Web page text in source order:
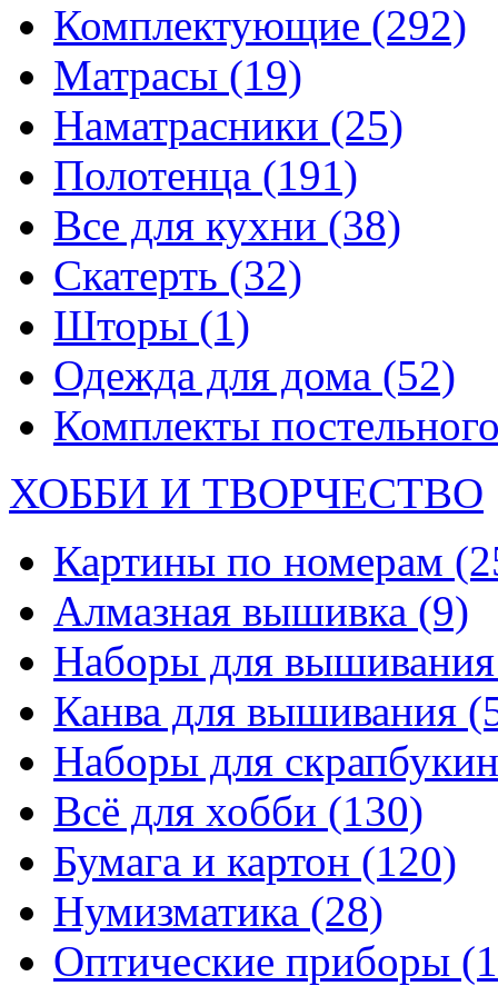
Комплектующие (292)
Матрасы (19)
Наматрасники (25)
Полотенца (191)
Все для кухни (38)
Скатерть (32)
Шторы (1)
Одежда для дома (52)
Комплекты
ХОББИ И ТВОРЧЕСТВО
Картины по номерам
Алмазная вышивка (9)
Наборы для
Канва для вышивания
Наборы для
Всё для хобби (130)
Бумага и картон (120)
Нумизматика (28)
Оптические приборы